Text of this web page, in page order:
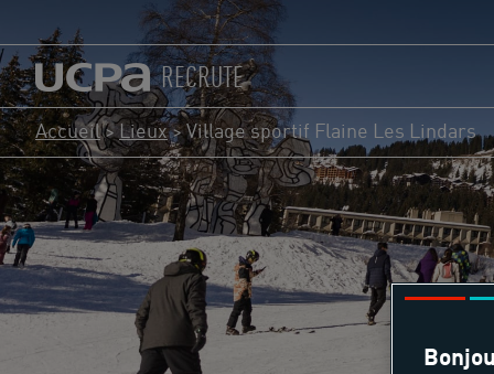
RECRUTE
Accueil> Lieux>Village sportif Flaine Les Lindars